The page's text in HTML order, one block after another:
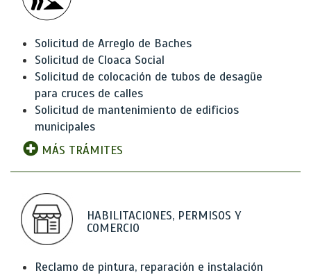
Solicitud de Arreglo de Baches
Solicitud de Cloaca Social
Solicitud de colocación de tubos de desagüe
para cruces de calles
Solicitud de mantenimiento de edificios
municipales
MÁS TRÁMITES
HABILITACIONES, PERMISOS Y
COMERCIO
Reclamo de pintura, reparación e instalación